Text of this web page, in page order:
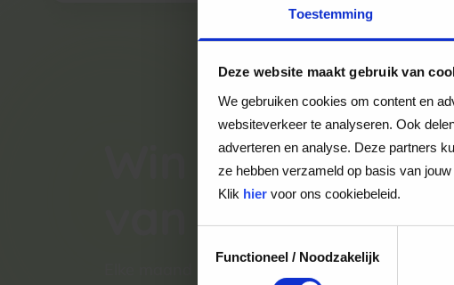
Toestemming
Deze website maakt gebruik van
We gebruiken cookies om content en
websiteverkeer te analyseren. Ook
adverteren en analyse. Deze partners
ze hebben verzameld op basis van
Klik hiervoor ons cookiebeleid.
Functioneel / Noodzakelijk
Win een VVV
van €100,-
Elke maand kiezen wij een winnaar uit alle